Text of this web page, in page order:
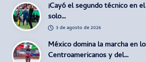
¡Cayó el segundo técnico en
solo…
3 de agosto de 2026
México domina la marcha en
Centroamericanos y del…